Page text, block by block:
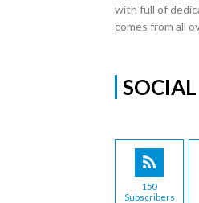
with full of
comes from all
150
Subscribers